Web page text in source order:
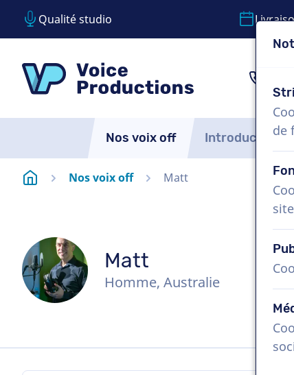
Qualité studio
Nos voix off Introduction
Page d'accueilNos voix off Matt
Matt
Homme, Australie
de